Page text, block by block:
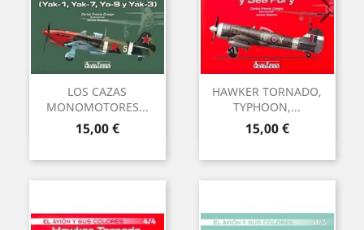
LOS CAZAS
MONOMOTORES...
Precio
15,00 €
HAWKER TORNADO,
TYPHOON,...
Precio
15,00 €